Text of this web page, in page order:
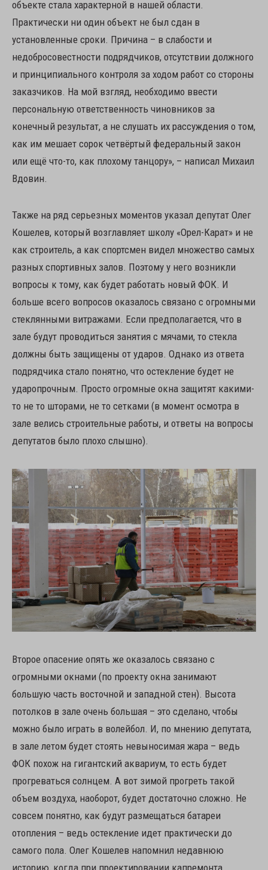
объекте стала характерной в нашей области.
Практически ни один объект не был сдан в
установленные сроки. Причина – в слабости и
недобросовестности подрядчиков, отсутствии должного
и принципиального контроля за ходом работ со стороны
заказчиков. На мой взгляд, необходимо ввести
персональную ответственность чиновников за
конечный результат, а не слушать их рассуждения о том,
как им мешает сорок четвёртый федеральный закон
или ещё что-то, как плохому танцору», – написал Михаил
Вдовин.
Также на ряд серьезных моментов указал депутат Олег
Кошелев, который возглавляет школу «Орел-Карат» и не
как строитель, а как спортсмен видел множество самых
разных спортивных залов. Поэтому у него возникли
вопросы к тому, как будет работать новый ФОК. И
больше всего вопросов оказалось связано с огромными
стеклянными витражами. Если предполагается, что в
зале будут проводиться занятия с мячами, то стекла
должны быть защищены от ударов. Однако из ответа
подрядчика стало понятно, что остекление будет не
ударопрочным. Просто огромные окна защитят какими-
то не то шторами, не то сетками (в момент осмотра в
зале велись строительные работы, и ответы на вопросы
депутатов было плохо слышно).
Второе опасение опять же оказалось связано с
огромными окнами (по проекту окна занимают
большую часть восточной и западной стен). Высота
потолков в зале очень большая – это сделано, чтобы
можно было играть в волейбол. И, по мнению депутата,
в зале летом будет стоять невыносимая жара – ведь
ФОК похож на гигантский аквариум, то есть будет
прогреваться солнцем. А вот зимой прогреть такой
объем воздуха, наоборот, будет достаточно сложно. Не
совсем понятно, как будут размещаться батареи
отопления – ведь остекление идет практически до
самого пола. Олег Кошелев напомнил недавнюю